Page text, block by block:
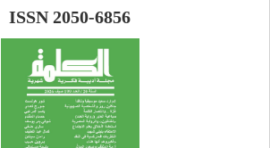
ISSN 2050-6856